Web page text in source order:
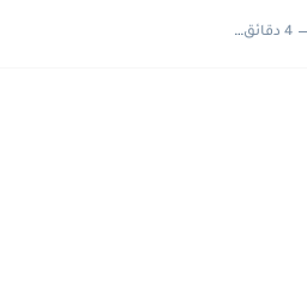
4 دقائق للقراءة